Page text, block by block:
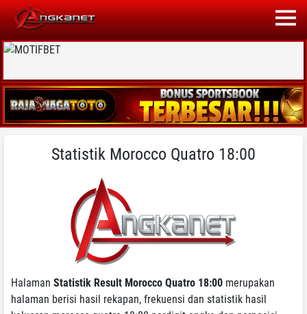
Statistik Morocco Quatro 18:00
Halaman Statistik Result Morocco Quatro 18:00 merupakan
halaman berisi hasil rekapan, frekuensi dan statistik hasil